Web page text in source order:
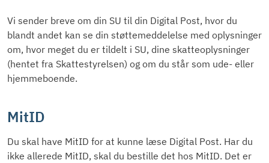
Vi sender breve om din SU til din Digital Post, hvor du
blandt andet kan se din støttemeddelelse med oplysninger
om, hvor meget du er tildelt i SU, dine skatteoplysninger
(hentet fra Skattestyrelsen) og om du står som ude- eller
hjemmeboende.
MitID
Du skal have MitID for at kunne læse Digital Post. Har du
ikke allerede MitID, skal du bestille det hos MitID. Det er